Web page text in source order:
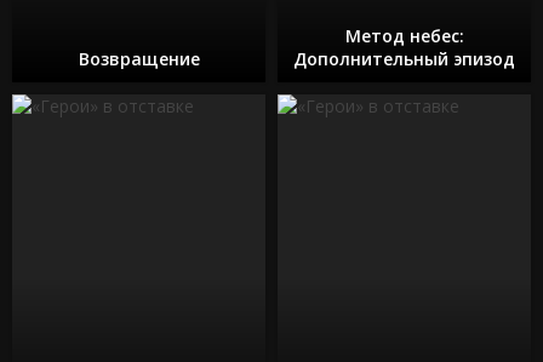
Возвращение
Метод небес:
Дополнительный эпизод